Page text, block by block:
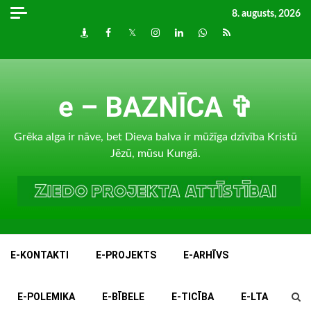
Skip
8. augusts, 2026
DraugiemFacebook
TwitterInstagram
LinkedInwhatsapp
RSS
e – BAZNĪCA ✞
Grēka alga ir nāve, bet Dieva balva ir mūžīga dzīvība Kristū
Jēzū, mūsu Kungā.
E-KONTAKTI E-PROJEKTS E-ARHĪVS
E-POLEMIKA E-BĪBELE E-TICĪBA E-LTA